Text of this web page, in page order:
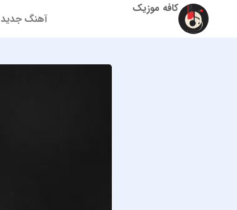
کافه موزیک
آهنگ جدید